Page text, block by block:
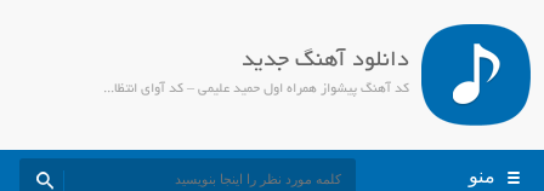
دانلود آهنگ جدید
کد آهنگ پیشواز همراه اول حمید علیمی – کد آوای انتظار حمید علیمی - جمیل مدیا
منو